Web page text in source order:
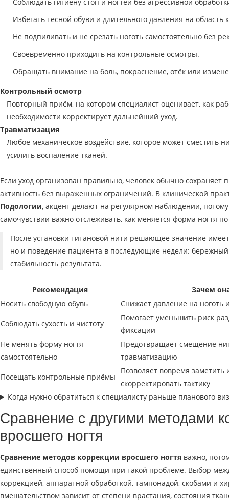
Избегать тесной обуви и длительного давления на область
Не подпиливать и не срезать ноготь самостоятельно без
Своевременно приходить на контрольные осмотры.
Обращать внимание на боль, покраснение, отёк или
Контрольный осмотр
Повторный приём, на котором специалист оценивает, как
необходимости корректирует дальнейший уход.
Травматизация
Любое механическое воздействие, которое может сместить
усилить воспаление тканей.
Если уход организован правильно, человек обычно
активность без выраженных ограничений. В клинической
Подологии, акцент делают на регулярном наблюдении,
самочувствии важно отслеживать, как меняется форма ногтя
После установки титановой нити решающее значение
но и поведение пациента в последующие недели:
стабильность результата.
Рекомендация
Зачем
Носить свободную обувь
Снижает давление на ноготь
Соблюдать сухость и чистоту
Помогает уменьшить риск
фиксации
Не менять форму ногтя
самостоятельно
Предотвращает смещение
травматизацию
Посещать контрольные приёмы
Позволяет вовремя заметить
скорректировать тактику
Когда нужно обратиться к специалисту раньше планового
Сравнение с другими методами
вросшего ногтя
Сравнение методов коррекции вросшего ногтя важно,
единственный способ помощи при такой проблеме. Выбор
коррекцией, аппаратной обработкой, тампонадой, скобами и
вмешательством зависит от степени врастания, состояния